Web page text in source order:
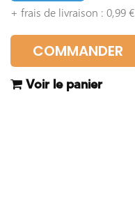
+ frais de livraison : 0,99 €
COMMANDER
Voir le panier